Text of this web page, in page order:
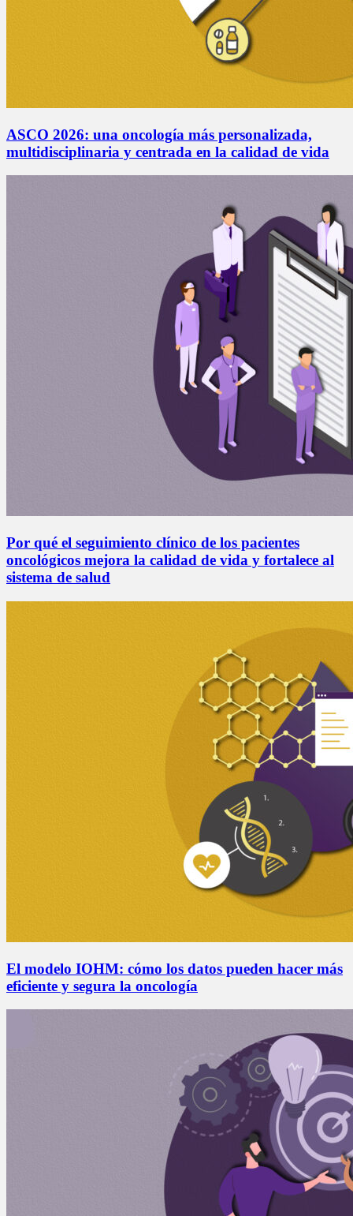
ASCO 2026: una oncología más personalizada,
multidisciplinaria y centrada en la calidad de vida
Por qué el seguimiento clínico de los pacientes
oncológicos mejora la calidad de vida y fortalece al
sistema de salud
El modelo IOHM: cómo los datos pueden hacer más
eficiente y segura la oncología